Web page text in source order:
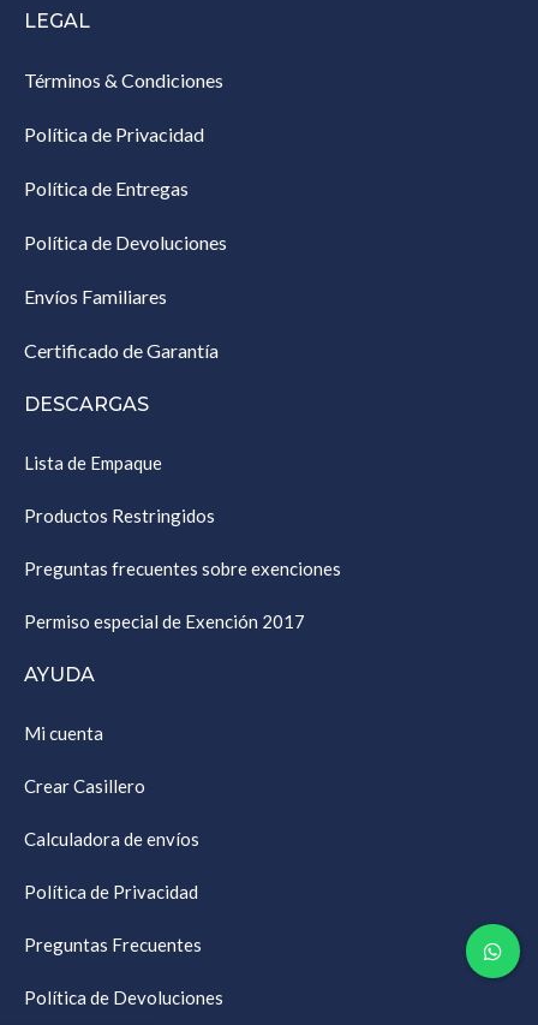
LEGAL
Términos & Condiciones
Política de Privacidad
Política de Entregas
Política de Devoluciones
Envíos Familiares
Certificado de Garantía
DESCARGAS
Lista de Empaque
Productos Restringidos
Preguntas frecuentes sobre exenciones
Permiso especial de Exención 2017
AYUDA
Mi cuenta
Crear Casillero
Calculadora de envíos
Política de Privacidad
Preguntas Frecuentes
Política de Devoluciones